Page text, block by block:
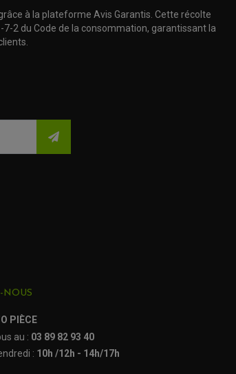
à la plateforme Avis Garantis. Cette récolte
2 du Code de la consommation, garantissant la
PIÈCE
au : 03 89 82 93 40
: 10h /12h - 14h/17h